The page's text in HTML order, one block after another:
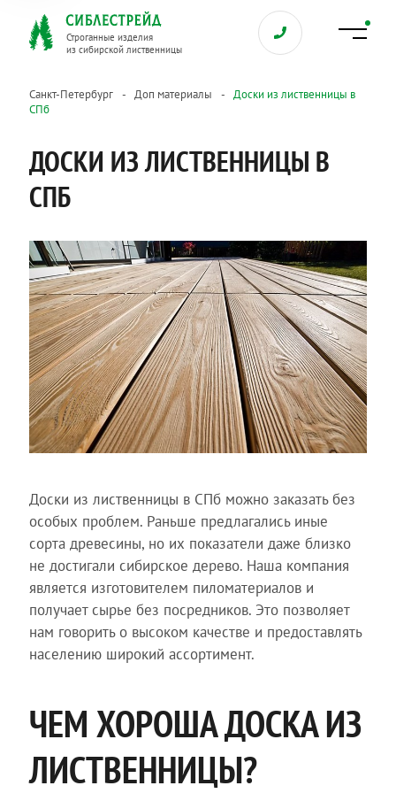
Строганные изделия
из сибирской лиственницы
Санкт-Петербург Доп материалы
Доски из лиственницы в
СПб
ДОСКИ ИЗ ЛИСТВЕННИЦЫ В
СПБ
Доски из лиственницы в СПб можно заказать без
особых проблем. Раньше предлагались иные
сорта древесины, но их показатели даже близко
не достигали сибирское дерево. Наша компания
является изготовителем пиломатериалов и
получает сырье без посредников. Это позволяет
нам говорить о высоком качестве и предоставлять
населению широкий ассортимент.
ЧЕМ ХОРОША ДОСКА ИЗ
ЛИСТВЕННИЦЫ?